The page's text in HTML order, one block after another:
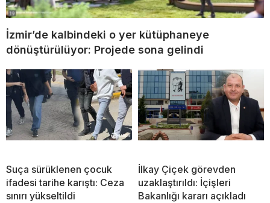
İzmir’de kalbindeki o yer kütüphaneye
dönüştürülüyor: Projede sona gelindi
Suça sürüklenen çocuk
ifadesi tarihe karıştı: Ceza
sınırı yükseltildi
İlkay Çiçek görevden
uzaklaştırıldı: İçişleri
Bakanlığı kararı açıkladı